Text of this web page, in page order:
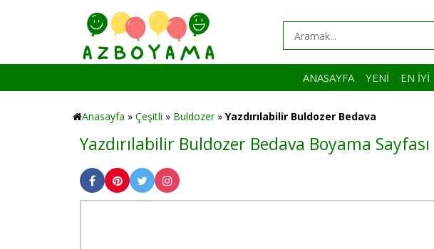
ANASAYFA YENI EN İYI
Anasayfa » Çeşitli » Buldozer» Yazdırılabilir Buldozer Bedava
Yazdırılabilir Buldozer Bedava Boyama Sayfası